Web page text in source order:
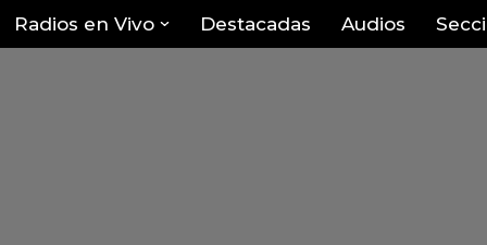
Radios en Vivo Destacadas Audios